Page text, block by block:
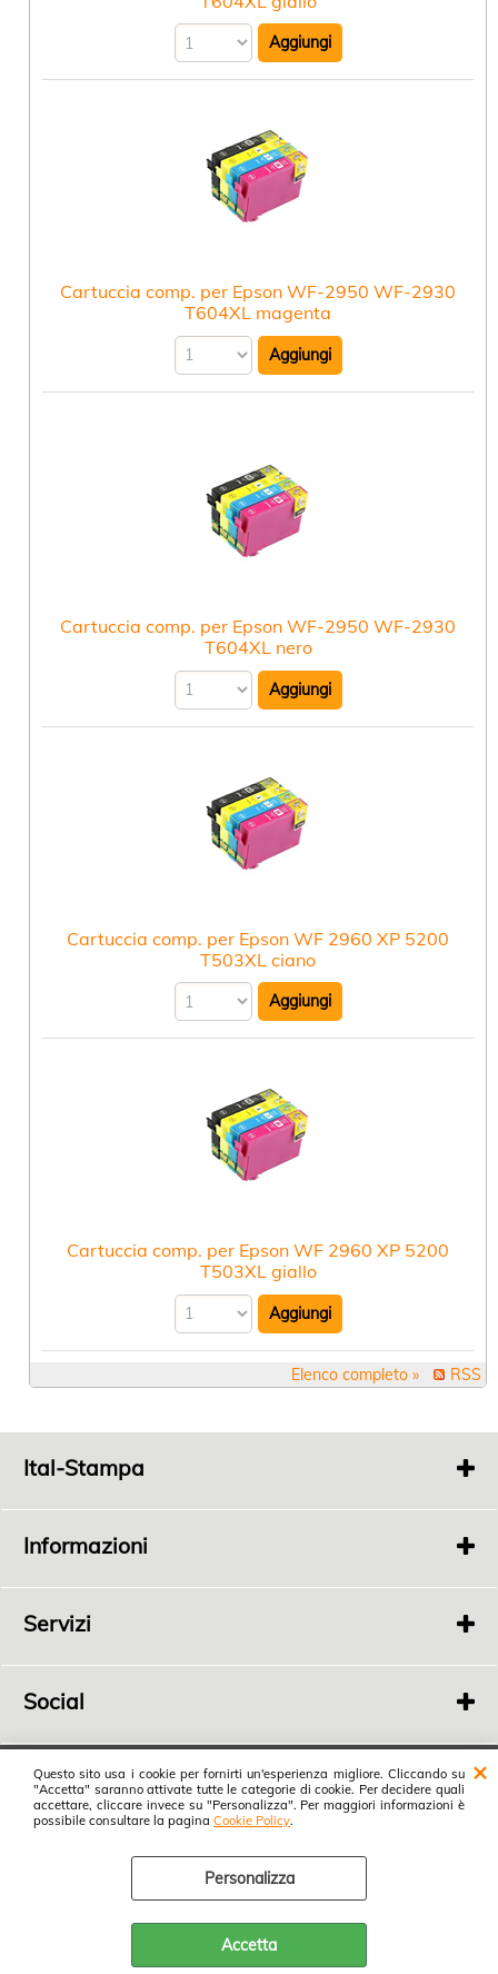
Questo sito usa i cookie per fornirti un'esperienza migliore. Cliccando su
"Accetta" saranno attivate tutte le categorie di cookie. Per decidere quali
accettare, cliccare invece su "Personalizza". Per maggiori informazioni è
possibile consultare la pagina Cookie Policy.
Personalizza
Accetta
Cartuccia comp. per Epson WF-2950 WF-2930
T604XL magenta
Cartuccia comp. per Epson WF-2950 WF-2930
T604XL nero
Cartuccia comp. per Epson WF 2960 XP 5200
T503XL ciano
Cartuccia comp. per Epson WF 2960 XP 5200
T503XL giallo
Elenco completo » RSS
Ital-Stampa
P.I.04198100408
Informazioni
Servizi
Social
Vai al blog